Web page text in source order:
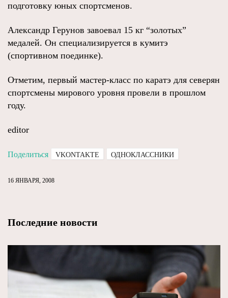
подготовку юных спортсменов.
Александр Герунов завоевал 15 кг “золотых”
медалей. Он специализируется в кумитэ
(спортивном поединке).
Отметим, первый мастер-класс по каратэ для северян
спортсмены мирового уровня провели в прошлом
году.
editor
Поделиться VKONTAKTE ОДНОКЛАССНИКИ
16 ЯНВАРЯ, 2008
Последние новости